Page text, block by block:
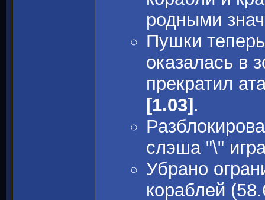
родными
Пушки
оказалась в
прекратил
[1.03].
слэша "\"
Убрано
кораблей